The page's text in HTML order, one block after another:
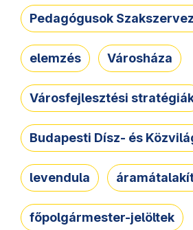
Pedagógusok
elemzés Városháza
Városfejlesztési
Budapesti Dísz- és
levendula
főpolgármester-jelöltek